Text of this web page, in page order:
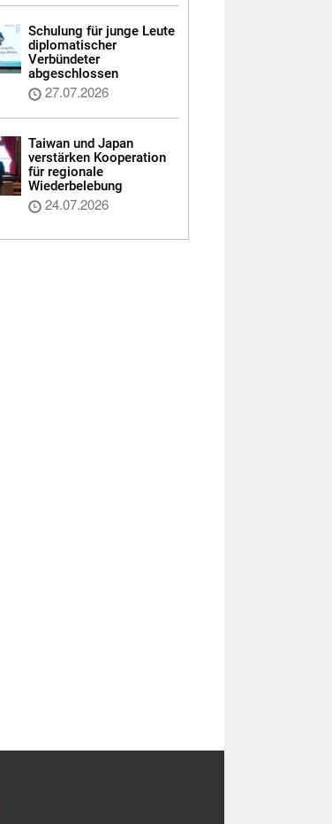
Schulung für junge Leute
diplomatischer
Verbündeter
abgeschlossen
27.07.2026
Taiwan und Japan
verstärken Kooperation
für regionale
Wiederbelebung
24.07.2026